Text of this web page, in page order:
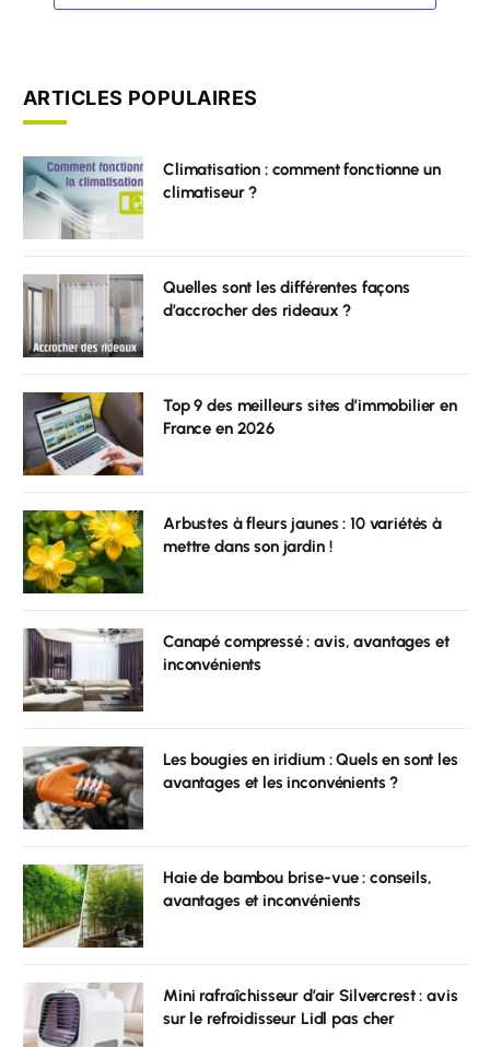
ARTICLES POPULAIRES
Climatisation : comment fonctionne un
climatiseur ?
Quelles sont les différentes façons
d’accrocher des rideaux ?
Top 9 des meilleurs sites d’immobilier en
France en 2026
Arbustes à fleurs jaunes : 10 variétés à
mettre dans son jardin !
Canapé compressé : avis, avantages et
inconvénients
Les bougies en iridium : Quels en sont les
avantages et les inconvénients ?
Haie de bambou brise-vue : conseils,
avantages et inconvénients
Mini rafraîchisseur d’air Silvercrest : avis
sur le refroidisseur Lidl pas cher